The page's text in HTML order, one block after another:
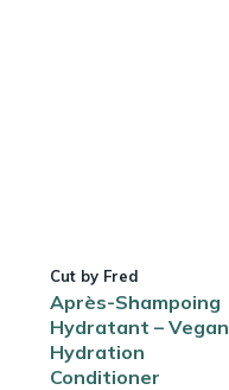
Cut by Fred
Après-Shampoing
Hydratant – Vegan
Hydration
Conditioner